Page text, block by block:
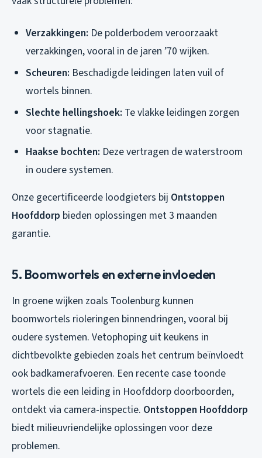
Verzakkingen: De polderbodem veroorzaakt
verzakkingen, vooral in de jaren ’70 wijken.
Scheuren: Beschadigde leidingen laten vuil of
wortels binnen.
Slechte hellingshoek: Te vlakke leidingen zorgen
voor stagnatie.
Haakse bochten: Deze vertragen de waterstroom
in oudere systemen.
Onze gecertificeerde loodgieters bij Ontstoppen
Hoofddorp bieden oplossingen met 3 maanden
garantie.
5. Boomwortels en externe invloeden
In groene wijken zoals Toolenburg kunnen
boomwortels rioleringen binnendringen, vooral bij
oudere systemen. Vetophoping uit keukens in
dichtbevolkte gebieden zoals het centrum beïnvloedt
ook badkamerafvoeren. Een recente case toonde
wortels die een leiding in Hoofddorp doorboorden,
ontdekt via camera-inspectie. Ontstoppen Hoofddorp
biedt milieuvriendelijke oplossingen voor deze
problemen.